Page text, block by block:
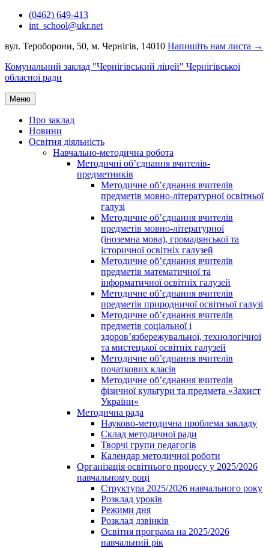
Перейти(0462) 649-413
int_school@ukr.net
вул. Тероборони, 50, м. Чернігів, 14010 Напишіть нам листа →
Комунальний заклад "Чернігівський ліцей" Чернігівської
обласної ради
Меню
Про заклад
Новини
Освітня діяльність
Навчально-методична робота
Методичні об’єднання вчителів-
предметників
Методичне об’єднання вчителів
предметів мовно-літературної освітньої
галузі
Методичне об’єднання вчителів
предметів мовно-літературної
(іноземна мова), громадянської та
історичної освітніх галузей
Методичне об’єднання вчителів
предметів математичної та
інформатичної освітніх галузей
Методичне об’єднання вчителів
предметів природничої освітньої галузі
Методичне об’єднання вчителів
предметів соціальної і
здоров’язбережувальної, технологічної
та мистецької освітніх галузей
Методичне об’єднання вчителів
початкових класів
Методичне об’єднання вчителів
фізичної культури та предмета «Захист
України»
Методична рада
Науково-методична проблема закладу
Склад методичної ради
Творчі групи педагогів
Календар методичної роботи
Організація освітнього процесу у 2025/2026
навчальному році
Структура 2025/2026 навчального року
Розклад уроків
Режими дня
Розклад дзвінків
Освітня програма на 2025/2026
навчальний рік